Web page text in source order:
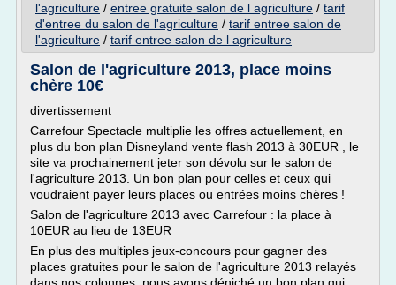
l'agriculture / entree gratuite salon de l agriculture / tarif
d'entree du salon de l'agriculture / tarif entree salon de
l'agriculture / tarif entree salon de l agriculture
Salon de l'agriculture 2013, place moins
chère 10€
divertissement
Carrefour Spectacle multiplie les offres actuellement, en
plus du bon plan Disneyland vente flash 2013 à 30EUR , le
site va prochainement jeter son dévolu sur le salon de
l'agriculture 2013. Un bon plan pour celles et ceux qui
voudraient payer leurs places ou entrées moins chères !
Salon de l'agriculture 2013 avec Carrefour : la place à
10EUR au lieu de 13EUR
En plus des multiples jeux-concours pour gagner des
places gratuites pour le salon de l'agriculture 2013 relayés